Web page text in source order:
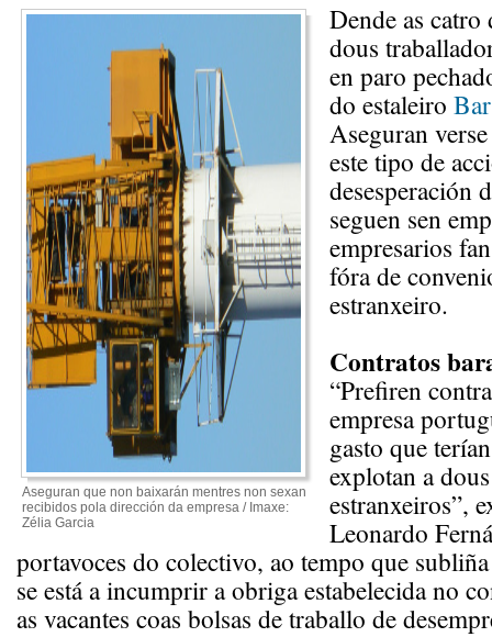
Aseguran que non baixarán mentres non sexan
recibidos pola dirección da empresa / Imaxe:
Zélia Garcia
Dende as catro
dous
en paro
do estaleiro
Aseguran
este tipo de
desesperación
seguen sen
empresarios
fóra de
estranxeiro.
Contratos
“Prefiren
empresa
gasto que
explotan a
estranxeiros”,
Leonardo
portavoces do colectivo, ao tempo que
se está a incumprir a obriga estabelecida no
as vacantes coas bolsas de traballo de